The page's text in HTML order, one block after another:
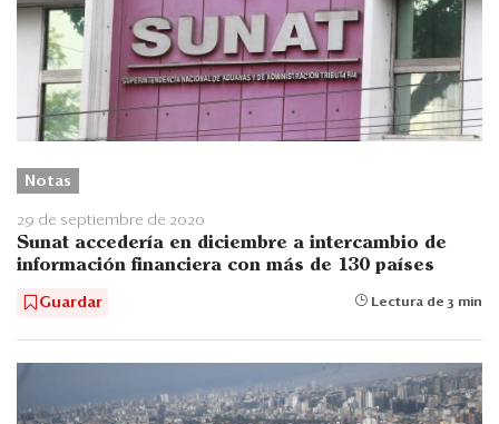
Notas
29 de septiembre de 2020
Sunat accedería en diciembre a intercambio de
información financiera con más de 130 países
Guardar Lectura de 3 min